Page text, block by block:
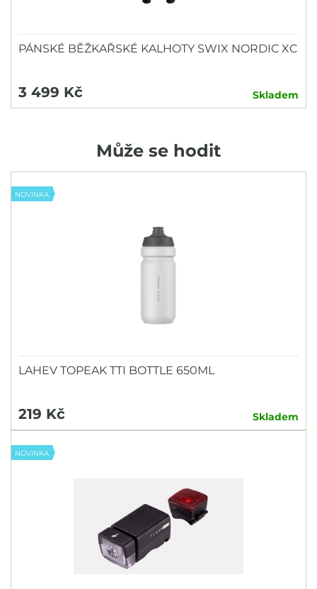
PÁNSKÉ BĚŽKAŘSKÉ KALHOTY SWIX NORDIC XC
3 499 Kč Skladem
Může se hodit
NOVINKA
LAHEV TOPEAK TTI BOTTLE 650ML
219 Kč Skladem
NOVINKA